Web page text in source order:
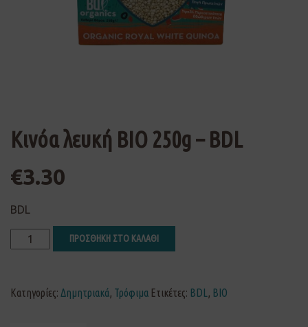
Κινόα λευκή ΒΙΟ 250g – BDL
€3.30
BDL
ΠΡΟΣΘΗΚΗ ΣΤΟ ΚΑΛΑΘΙ
Κατηγορίες: Δημητριακά, Τρόφιμα Ετικέτες: BDL , ΒΙΟ